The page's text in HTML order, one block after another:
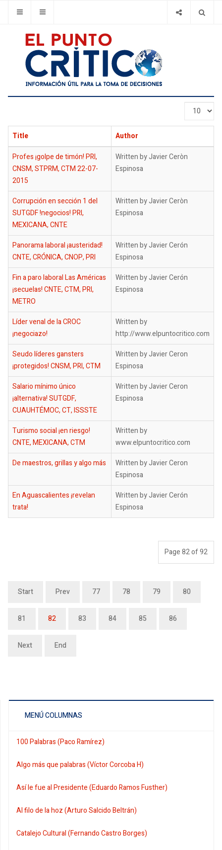
Display
Title
Author
Profes ¡golpe de timón! PRI,
CNSM, STPRM, CTM 22-07-
2015
Written by Javier Ceròn
Espinosa
Corrupción en sección 1 del
SUTGDF !negocios! PRI,
MEXICANA, CNTE
Written by Javier Ceròn
Espinosa
Panorama laboral ¡austeridad!
CNTE, CRÓNICA, CNOP, PRI
Written by Javier Cerón
Espinosa
Fin a paro laboral Las Américas
¡secuelas! CNTE, CTM, PRI,
METRO
Written by Javier Cerón
Espinosa
Líder venal de la CROC
¡negociazo!
Written by
http://www.elpuntocritico.com
Seudo líderes gansters
¡protegidos! CNSM, PRI, CTM
Written by Javier Ceron
Espinosa
Salario mínimo único
¡alternativa! SUTGDF,
CUAUHTÉMOC, CT, ISSSTE
Written by Javier Ceron
Espinosa
Turismo social ¡en riesgo!
CNTE, MEXICANA, CTM
Written by
www.elpuntocritico.com
De maestros, grillas y algo más
Written by Javier Ceron
Espinosa
En Aguascalientes ¡revelan
trata!
Written by Javier Cerón
Espinosa
Page 82 of 92
Start Prev 77 78 79 80
81 82 83 84 85 86
Next End
MENÚ COLUMNAS
100 Palabras (Paco Ramírez)
Algo más que palabras (Víctor Corcoba H)
Así le fue al Presidente (Eduardo Ramos Fusther)
Al filo de la hoz (Arturo Salcido Beltrán)
Catalejo Cultural (Fernando Castro Borges)